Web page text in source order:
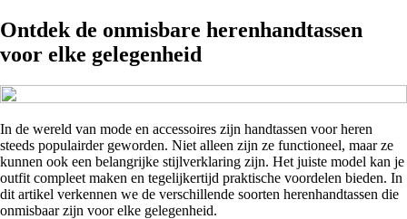
Ontdek de onmisbare herenhandtassen
voor elke gelegenheid
In de wereld van mode en accessoires zijn handtassen voor heren
steeds populairder geworden. Niet alleen zijn ze functioneel, maar ze
kunnen ook een belangrijke stijlverklaring zijn. Het juiste model kan je
outfit compleet maken en tegelijkertijd praktische voordelen bieden. In
dit artikel verkennen we de verschillende soorten herenhandtassen die
onmisbaar zijn voor elke gelegenheid.